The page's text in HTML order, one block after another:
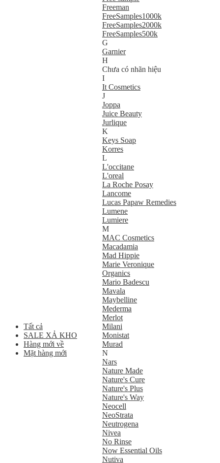
Tất cả
SALE XẢ KHO
Hàng mới về
Mặt hàng mới
Freeman
FreeSamples1000k
FreeSamples2000k
FreeSamples500k
G
Garnier
H
Chưa có nhãn hiệu
I
It Cosmetics
J
Joppa
Juice Beauty
Jurlique
K
Keys Soap
Korres
L
L'occitane
L'oreal
La Roche Posay
Lancome
Lucas Papaw Remedies
Lumene
Lumiere
M
MAC Cosmetics
Macadamia
Mad Hippie
Marie Veronique
Organics
Mario Badescu
Mavala
Maybelline
Mederma
Merlot
Milani
Monistat
Murad
N
Nars
Nature Made
Nature's Cure
Nature's Plus
Nature's Way
Neocell
NeoStrata
Neutrogena
Nivea
No Rinse
Now Essential Oils
Nutiva